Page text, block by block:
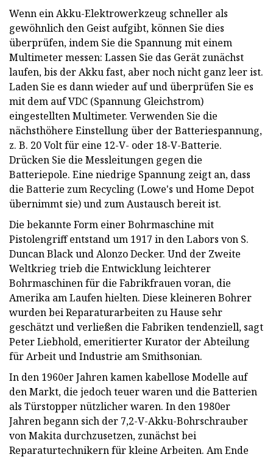
Wenn ein Akku-Elektrowerkzeug schneller als
gewöhnlich den Geist aufgibt, können Sie dies
überprüfen, indem Sie die Spannung mit einem
Multimeter messen: Lassen Sie das Gerät zunächst
laufen, bis der Akku fast, aber noch nicht ganz leer ist.
Laden Sie es dann wieder auf und überprüfen Sie es
mit dem auf VDC (Spannung Gleichstrom)
eingestellten Multimeter. Verwenden Sie die
nächsthöhere Einstellung über der Batteriespannung,
z. B. 20 Volt für eine 12-V- oder 18-V-Batterie.
Drücken Sie die Messleitungen gegen die
Batteriepole. Eine niedrige Spannung zeigt an, dass
die Batterie zum Recycling (Lowe's und Home Depot
übernimmt sie) und zum Austausch bereit ist.
Die bekannte Form einer Bohrmaschine mit
Pistolengriff entstand um 1917 in den Labors von S.
Duncan Black und Alonzo Decker. Und der Zweite
Weltkrieg trieb die Entwicklung leichterer
Bohrmaschinen für die Fabrikfrauen voran, die
Amerika am Laufen hielten. Diese kleineren Bohrer
wurden bei Reparaturarbeiten zu Hause sehr
geschätzt und verließen die Fabriken tendenziell, sagt
Peter Liebhold, emeritierter Kurator der Abteilung
für Arbeit und Industrie am Smithsonian.
In den 1960er Jahren kamen kabellose Modelle auf
den Markt, die jedoch teuer waren und die Batterien
als Türstopper nützlicher waren. In den 1980er
Jahren begann sich der 7,2-V-Akku-Bohrschrauber
von Makita durchzusetzen, zunächst bei
Reparaturtechnikern für kleine Arbeiten. Am Ende